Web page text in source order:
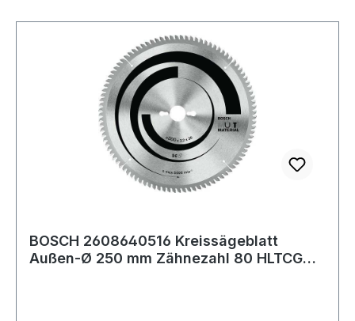
BOSCH 2608640516 Kreissägeblatt
Außen-Ø 250 mm Zähnezahl 80 HLTCG